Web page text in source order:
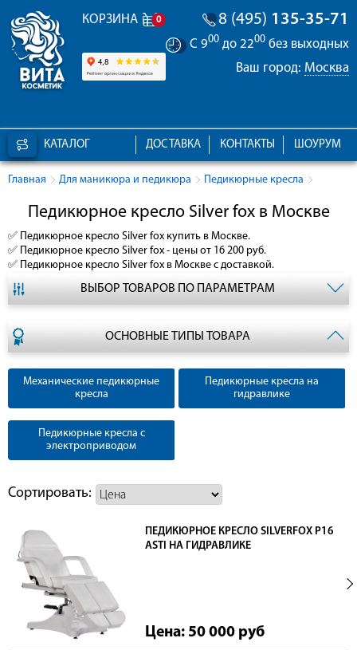
КОРЗИНА 0 8 (495) 135-35-71
С 900 до 2200 без выходных
Ваш город: Москва
КАТАЛОГ ШОУРУМ
КОНТАКТЫ
ДОСТАВКА
Главная Для маникюра и педикюра Педикюрные кресла
Педикюрное кресло Silver fox в Москве
✅ Педикюрное кресло Silver fox купить в Москве.
✅ Педикюрное кресло Silver fox - цены от 16 200 руб.
✅ Педикюрное кресло Silver fox в Москве с доставкой.
ВЫБОР ТОВАРОВ ПО ПАРАМЕТРАМ
ОСНОВНЫЕ ТИПЫ ТОВАРА
Механические педикюрные
кресла
Педикюрные кресла на
гидравлике
Педикюрные кресла с
электроприводом
Сортировать:
ПЕДИКЮРНОЕ КРЕСЛО SILVERFOX Р16
ASTI НА ГИДРАВЛИКЕ
Цена: 50 000 руб